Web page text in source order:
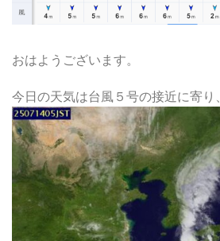
おはようございます。
今日の天気は台風５号の接近に寄り